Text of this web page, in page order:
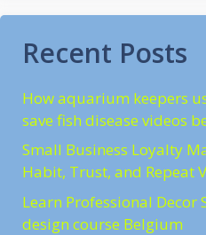
Recent Posts
How aquarium keepers
save fish disease videos
Small Business Loyalty
Habit, Trust, and Repeat
Learn Professional
design course Belgium